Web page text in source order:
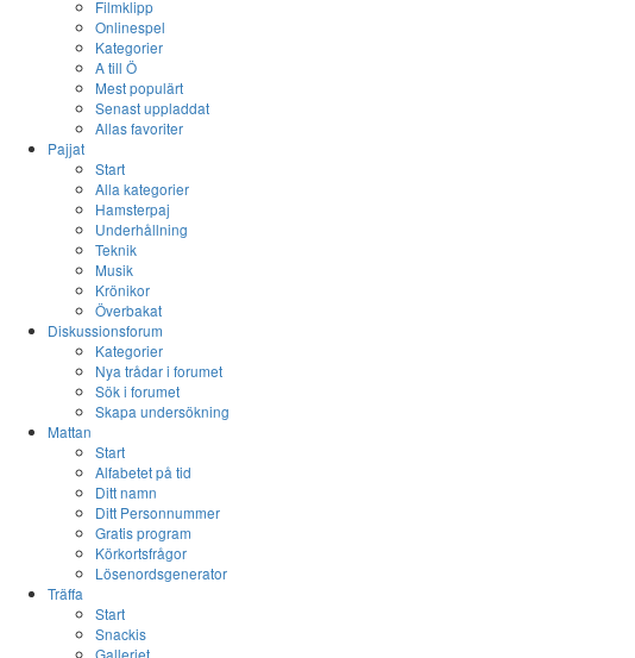
Filmklipp
Onlinespel
Kategorier
A till Ö
Mest populärt
Senast uppladdat
Allas favoriter
Pajjat
Start
Alla kategorier
Hamsterpaj
Underhållning
Teknik
Musik
Krönikor
Överbakat
Diskussionsforum
Kategorier
Nya trådar i forumet
Sök i forumet
Skapa undersökning
Mattan
Start
Alfabetet på tid
Ditt namn
Ditt Personnummer
Gratis program
Körkortsfrågor
Lösenordsgenerator
Träffa
Start
Snackis
Galleriet